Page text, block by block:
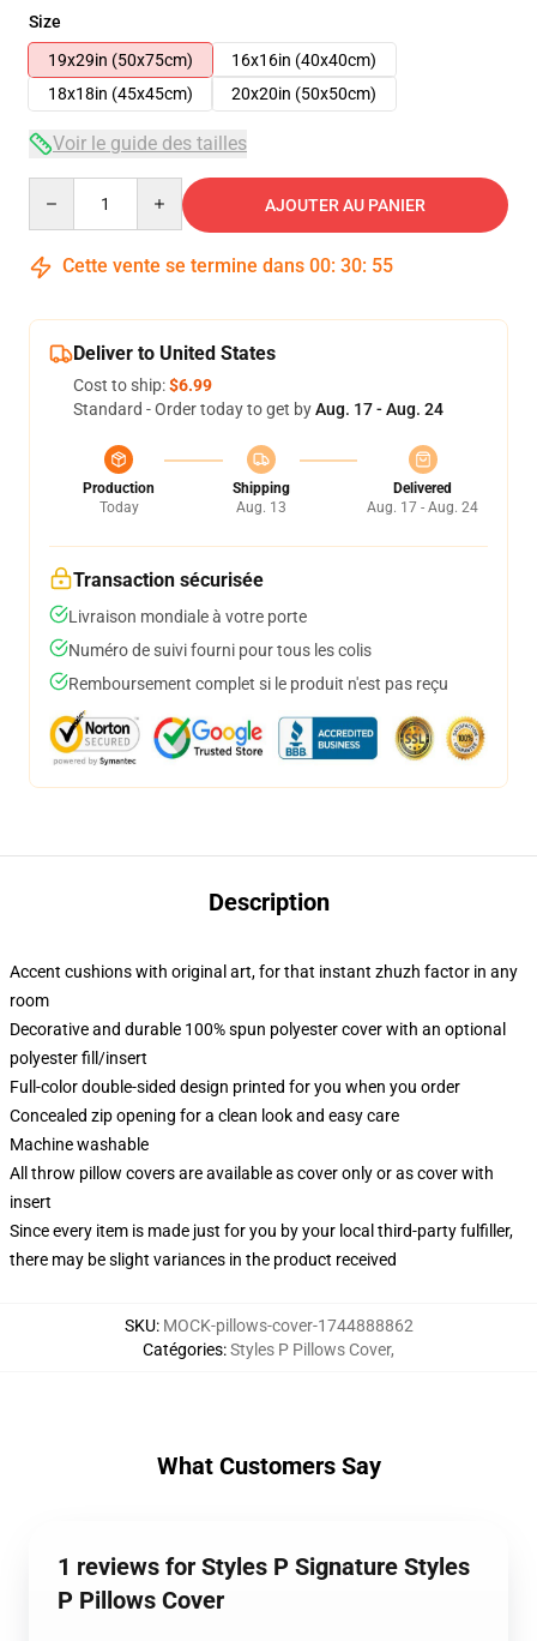
Size
19x29in (50x75cm)
16x16in (40x40cm)
18x18in (45x45cm)
20x20in (50x50cm)
Voir le guide des tailles
AJOUTER AU PANIER
Cette vente se termine dans 00: 30: 54
Deliver to United States
Cost to ship:$6.99
Standard - Order today to get byAug. 17 - Aug. 24
Production
Today
Shipping
Aug. 13
Delivered
Aug. 17 - Aug. 24
Transaction sécurisée
Livraison mondiale à votre porte
Numéro de suivi fourni pour tous les colis
Remboursement complet si le produit n'est pas reçu
Description
Accent cushions with original art, for that instant zhuzh factor in any
room
Decorative and durable 100% spun polyester cover with an optional
polyester fill/insert
Full-color double-sided design printed for you when you order
Concealed zip opening for a clean look and easy care
Machine washable
All throw pillow covers are available as cover only or as cover with
insert
Since every item is made just for you by your local third-party fulfiller,
there may be slight variances in the product received
SKU: MOCK-pillows-cover-1744888862
Catégories:Styles P Pillows Cover,
What Customers Say
1 reviews for Styles P Signature Styles
P Pillows Cover